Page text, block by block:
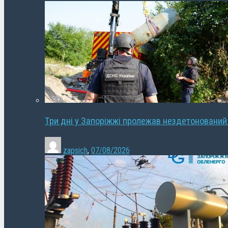
Три дні у Запоріжжі пролежав
zapsich, 07/08/2026